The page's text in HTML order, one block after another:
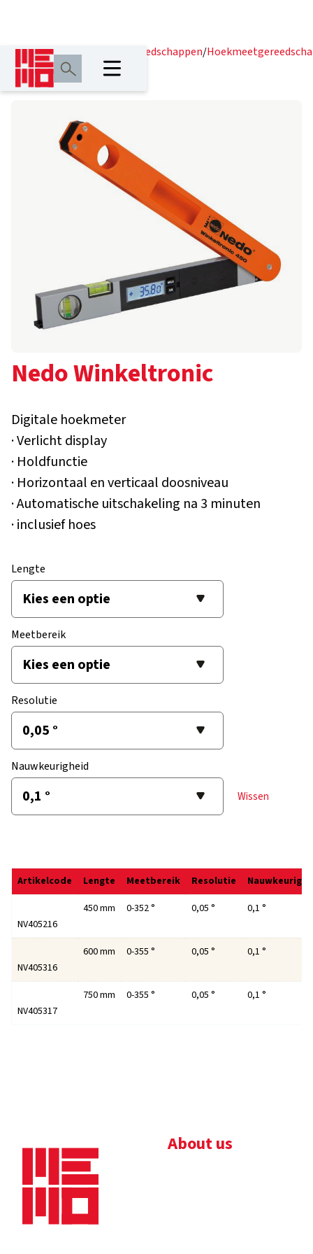
Home/Producten Meetgereedschappen/
Nedo Winkeltronic
Digitale hoekmeter
· Verlicht display
· Holdfunctie
· Horizontaal en verticaal doosniveau
· Automatische uitschakeling na 3 minuten
· inclusief hoes
Lengte
Meetbereik
Resolutie
Nauwkeurigheid
Wissen
Artikelcode Lengte Meetbereik Resolutie
NV405216
450 mm 0-352 ° 0,05 ° 0,1 °
NV405316
600 mm 0-355 ° 0,05 ° 0,1 °
NV405317
750 mm 0-355 ° 0,05 ° 0,1 °
About us